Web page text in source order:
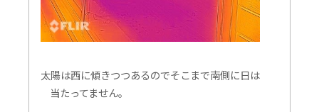
太陽は西に傾きつつあるのでそこまで南側に日は
当たってません。